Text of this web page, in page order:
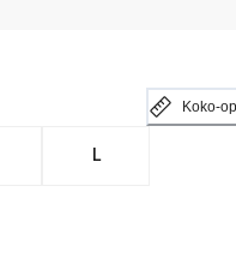
Koko-
L